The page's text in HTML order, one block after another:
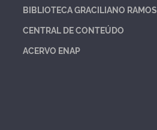
BIBLIOTECA GRACILIANO RAMOS
CENTRAL DE CONTEÚDO
ACERVO ENAP